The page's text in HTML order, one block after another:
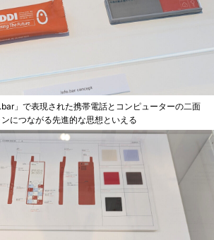
」で表現された携帯電話とコンピューターの二面
につながる先進的な思想といえる